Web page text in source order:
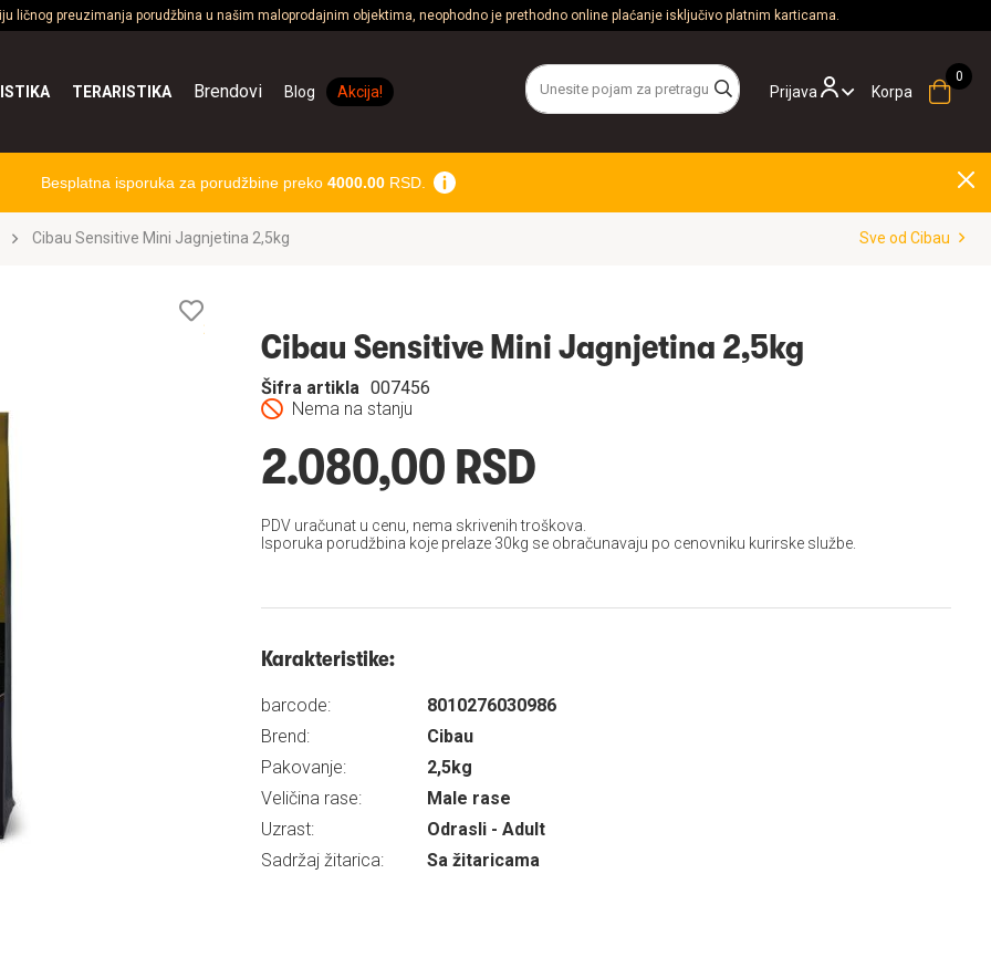
ličnog preuzimanja porudžbina u našim maloprodajnim objektima, neophodno je prethodno online plaćanje isključivo platnim karticama.
Prijava
TERARISTIKA Brendovi Blog Akcija! Korpa
Besplatna isporuka za porudžbine preko 4000.00RSD.
Cibau Sensitive Mini Jagnjetina 2,5kg Sve od Cibau
želja
Cibau Sensitive Mini Jagnjetina 2,5kg
Nema na stanju
Šifra artikla 007456
2.080,00 RSD
PDV uračunat u cenu, nema skrivenih troškova.
Isporuka porudžbina koje prelaze 30kg se obračunavaju po cenovniku kurirske službe.
Karakteristike:
barcode:
8010276030986
Brend:
Cibau
Pakovanje:
2,5kg
Veličina rase:
Male rase
Uzrast:
Odrasli - Adult
Sadržaj žitarica:
Sa žitaricama